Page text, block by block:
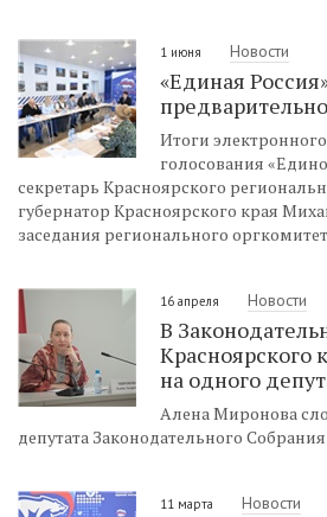
1 июня Новости
«Единая
Итоги
голосования
секретарь Красноярского
губернатор Красноярского края
заседания регионального
16 апреля Новости
В
Красноярского
на одного
Алена Миронова
депутата Законодательного
11 марта Новости